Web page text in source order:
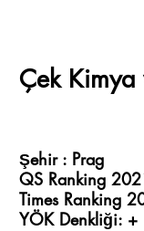
Çek Kimya
Şehir : Prag
QS Ranking
Times Ranking
YÖK Denkliği: +